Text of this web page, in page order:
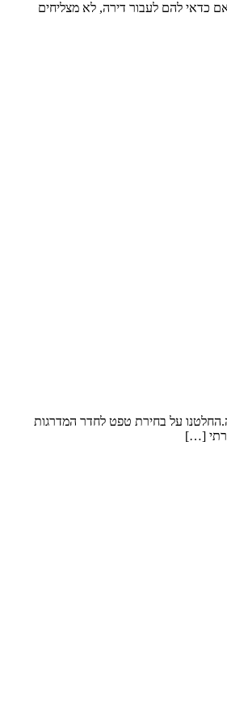
מרפסות. הם מבקשים: לדעת אם כדאי להם לעבור דירה, לא מצליחים
על בחירת טפט לחדר המדרגות
[…]